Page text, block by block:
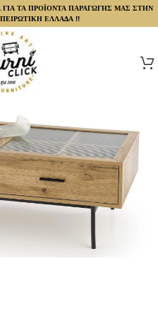
ΤΑ ΠΡΟΪΟΝΤΑ ΠΑΡΑΓΩΓΗΣ ΜΑΣ ΣΤΗΝ
ΕΛΛΑΔΑ !!